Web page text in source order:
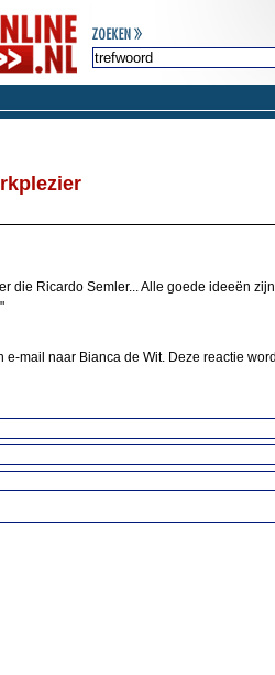
die Ricardo Semler... Alle goede ideeën
e-mail naar Bianca de Wit. Deze reactie